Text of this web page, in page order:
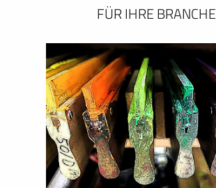
FÜR IHRE BRANCHE